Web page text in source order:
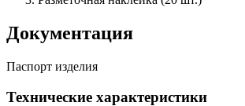
Документация
Паспорт изделия
Технические характеристики